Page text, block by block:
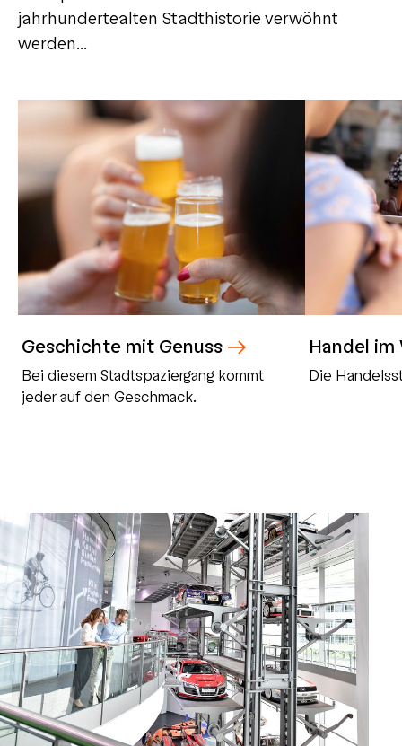
jahrhundertealten Stadthistorie verwöhnt
werden...
Geschichte mit Genuss
Bei diesem Stadtspaziergang kommt
jeder auf den Geschmack.
Handel im
Die